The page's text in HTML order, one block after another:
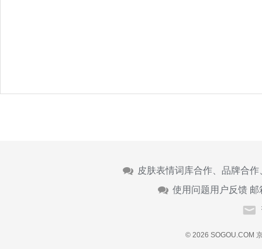
皮肤表情词库合作、品牌合
使用问题用户反馈 邮
© 2026 SOGOU.COM